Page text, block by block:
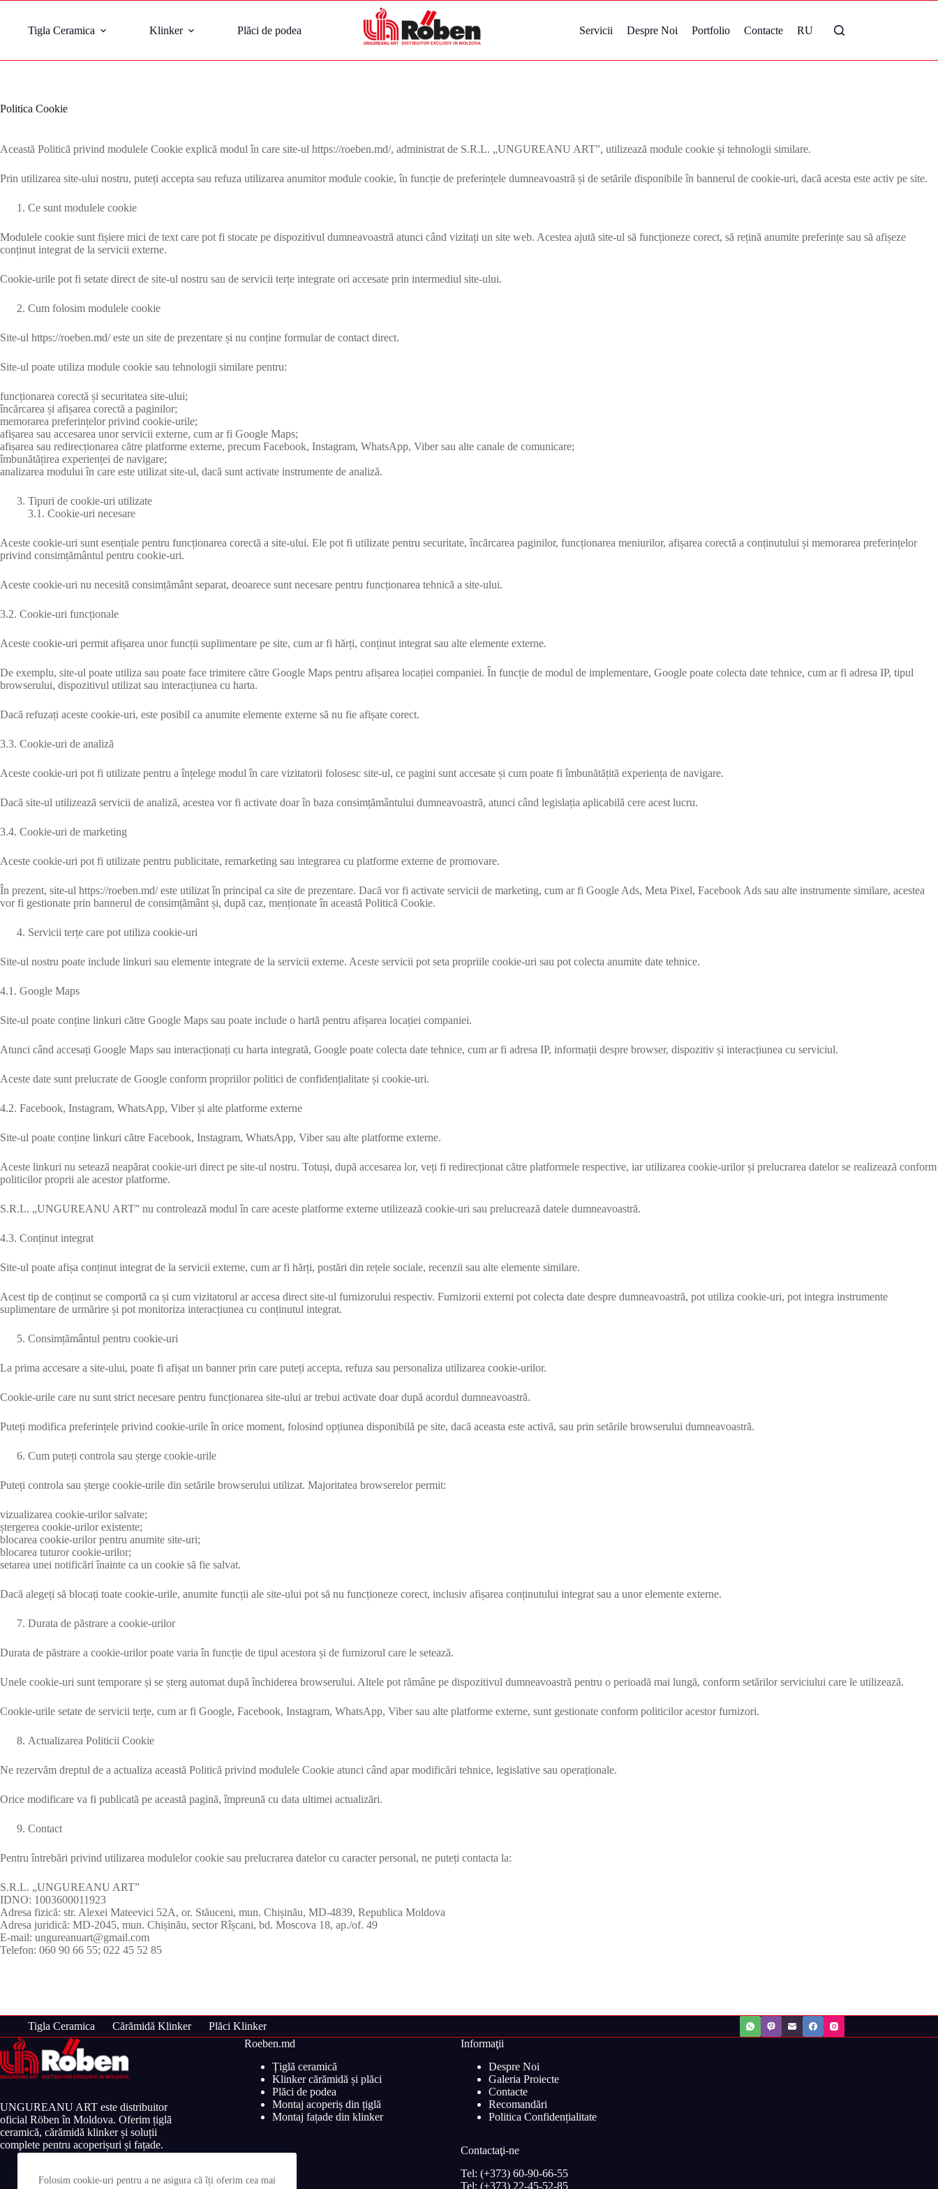
Folosim cookie-uri pentru a ne asigura că îți oferim cea mai
Tigla Ceramica Klinker Plăci de podea Servicii Despre Noi Portfolio Contacte RU
Politica Cookie
Această Politică privind modulele Cookie explică modul în care site-ul https://roeben.md/, administrat de S.R.L. „UNGUREANU ART”, utilizează module cookie și tehnologii similare.
Prin utilizarea site-ului nostru, puteți accepta sau refuza utilizarea anumitor module cookie, în funcție de preferințele dumneavoastră și de setările disponibile în bannerul de cookie-uri, dacă acesta este activ pe site.
Ce sunt modulele cookie
Modulele cookie sunt fișiere mici de text care pot fi stocate pe dispozitivul dumneavoastră atunci când vizitați un site web. Acestea ajută site-ul să funcționeze corect, să rețină anumite preferințe sau să afișeze
conținut integrat de la servicii externe.
Cookie-urile pot fi setate direct de site-ul nostru sau de servicii terțe integrate ori accesate prin intermediul site-ului.
Cum folosim modulele cookie
Site-ul https://roeben.md/ este un site de prezentare și nu conține formular de contact direct.
Site-ul poate utiliza module cookie sau tehnologii similare pentru:
funcționarea corectă și securitatea site-ului;
încărcarea și afișarea corectă a paginilor;
memorarea preferințelor privind cookie-urile;
afișarea sau accesarea unor servicii externe, cum ar fi Google Maps;
afișarea sau redirecționarea către platforme externe, precum Facebook, Instagram, WhatsApp, Viber sau alte canale de comunicare;
îmbunătățirea experienței de navigare;
analizarea modului în care este utilizat site-ul, dacă sunt activate instrumente de analiză.
Tipuri de cookie-uri utilizate
3.1. Cookie-uri necesare
Aceste cookie-uri sunt esențiale pentru funcționarea corectă a site-ului. Ele pot fi utilizate pentru securitate, încărcarea paginilor, funcționarea meniurilor, afișarea corectă a conținutului și memorarea preferințelor
privind consimțământul pentru cookie-uri.
Aceste cookie-uri nu necesită consimțământ separat, deoarece sunt necesare pentru funcționarea tehnică a site-ului.
3.2. Cookie-uri funcționale
Aceste cookie-uri permit afișarea unor funcții suplimentare pe site, cum ar fi hărți, conținut integrat sau alte elemente externe.
De exemplu, site-ul poate utiliza sau poate face trimitere către Google Maps pentru afișarea locației companiei. În funcție de modul de implementare, Google poate colecta date tehnice, cum ar fi adresa IP, tipul
browserului, dispozitivul utilizat sau interacțiunea cu harta.
Dacă refuzați aceste cookie-uri, este posibil ca anumite elemente externe să nu fie afișate corect.
3.3. Cookie-uri de analiză
Aceste cookie-uri pot fi utilizate pentru a înțelege modul în care vizitatorii folosesc site-ul, ce pagini sunt accesate și cum poate fi îmbunătățită experiența de navigare.
Dacă site-ul utilizează servicii de analiză, acestea vor fi activate doar în baza consimțământului dumneavoastră, atunci când legislația aplicabilă cere acest lucru.
3.4. Cookie-uri de marketing
Aceste cookie-uri pot fi utilizate pentru publicitate, remarketing sau integrarea cu platforme externe de promovare.
În prezent, site-ul https://roeben.md/ este utilizat în principal ca site de prezentare. Dacă vor fi activate servicii de marketing, cum ar fi Google Ads, Meta Pixel, Facebook Ads sau alte instrumente similare, acestea
vor fi gestionate prin bannerul de consimțământ și, după caz, menționate în această Politică Cookie.
Servicii terțe care pot utiliza cookie-uri
Site-ul nostru poate include linkuri sau elemente integrate de la servicii externe. Aceste servicii pot seta propriile cookie-uri sau pot colecta anumite date tehnice.
4.1. Google Maps
Site-ul poate conține linkuri către Google Maps sau poate include o hartă pentru afișarea locației companiei.
Atunci când accesați Google Maps sau interacționați cu harta integrată, Google poate colecta date tehnice, cum ar fi adresa IP, informații despre browser, dispozitiv și interacțiunea cu serviciul.
Aceste date sunt prelucrate de Google conform propriilor politici de confidențialitate și cookie-uri.
4.2. Facebook, Instagram, WhatsApp, Viber și alte platforme externe
Site-ul poate conține linkuri către Facebook, Instagram, WhatsApp, Viber sau alte platforme externe.
Aceste linkuri nu setează neapărat cookie-uri direct pe site-ul nostru. Totuși, după accesarea lor, veți fi redirecționat către platformele respective, iar utilizarea cookie-urilor și prelucrarea datelor se realizează conform
politicilor proprii ale acestor platforme.
S.R.L. „UNGUREANU ART” nu controlează modul în care aceste platforme externe utilizează cookie-uri sau prelucrează datele dumneavoastră.
4.3. Conținut integrat
Site-ul poate afișa conținut integrat de la servicii externe, cum ar fi hărți, postări din rețele sociale, recenzii sau alte elemente similare.
Acest tip de conținut se comportă ca și cum vizitatorul ar accesa direct site-ul furnizorului respectiv. Furnizorii externi pot colecta date despre dumneavoastră, pot utiliza cookie-uri, pot integra instrumente
suplimentare de urmărire și pot monitoriza interacțiunea cu conținutul integrat.
Consimțământul pentru cookie-uri
La prima accesare a site-ului, poate fi afișat un banner prin care puteți accepta, refuza sau personaliza utilizarea cookie-urilor.
Cookie-urile care nu sunt strict necesare pentru funcționarea site-ului ar trebui activate doar după acordul dumneavoastră.
Puteți modifica preferințele privind cookie-urile în orice moment, folosind opțiunea disponibilă pe site, dacă aceasta este activă, sau prin setările browserului dumneavoastră.
Cum puteți controla sau șterge cookie-urile
Puteți controla sau șterge cookie-urile din setările browserului utilizat. Majoritatea browserelor permit:
vizualizarea cookie-urilor salvate;
ștergerea cookie-urilor existente;
blocarea cookie-urilor pentru anumite site-uri;
blocarea tuturor cookie-urilor;
setarea unei notificări înainte ca un cookie să fie salvat.
Dacă alegeți să blocați toate cookie-urile, anumite funcții ale site-ului pot să nu funcționeze corect, inclusiv afișarea conținutului integrat sau a unor elemente externe.
Durata de păstrare a cookie-urilor
Durata de păstrare a cookie-urilor poate varia în funcție de tipul acestora și de furnizorul care le setează.
Unele cookie-uri sunt temporare și se șterg automat după închiderea browserului. Altele pot rămâne pe dispozitivul dumneavoastră pentru o perioadă mai lungă, conform setărilor serviciului care le utilizează.
Cookie-urile setate de servicii terțe, cum ar fi Google, Facebook, Instagram, WhatsApp, Viber sau alte platforme externe, sunt gestionate conform politicilor acestor furnizori.
Actualizarea Politicii Cookie
Ne rezervăm dreptul de a actualiza această Politică privind modulele Cookie atunci când apar modificări tehnice, legislative sau operaționale.
Orice modificare va fi publicată pe această pagină, împreună cu data ultimei actualizări.
Contact
Pentru întrebări privind utilizarea modulelor cookie sau prelucrarea datelor cu caracter personal, ne puteți contacta la:
S.R.L. „UNGUREANU ART”
IDNO: 1003600011923
Adresa fizică: str. Alexei Mateevici 52A, or. Stăuceni, mun. Chișinău, MD-4839, Republica Moldova
Adresa juridică: MD-2045, mun. Chișinău, sector Rîșcani, bd. Moscova 18, ap./of. 49
E-mail: ungureanuart@gmail.com
Telefon: 060 90 66 55; 022 45 52 85
Tigla Ceramica Cărămidă Klinker Plăci Klinker
UNGUREANU ART este distribuitor
oficial Röben în Moldova. Oferim țiglă
ceramică, cărămidă klinker și soluții
complete pentru acoperișuri și fațade.
Roeben.md
Țiglă ceramică
Klinker cărămidă și plăci
Plăci de podea
Montaj acoperiș din țiglă
Montaj fațade din klinker
Informaţii
Despre Noi
Galeria Proiecte
Contacte
Recomandări
Politica Confidențialitate
Contactaţi-ne
Tel: (+373) 60-90-66-55
Tel: (+373) 22-45-52-85